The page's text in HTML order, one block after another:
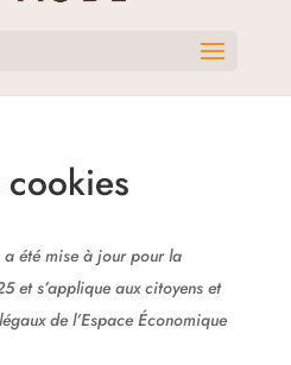
été mise à jour pour la
et s’applique aux citoyens et
de l’Espace Économique